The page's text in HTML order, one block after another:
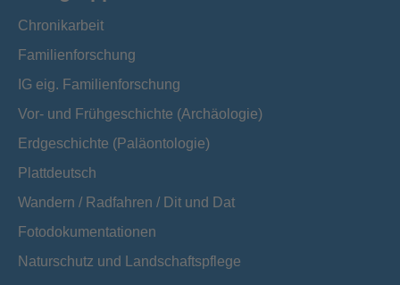
Chronikarbeit
Familienforschung
IG eig. Familienforschung
Vor- und Frühgeschichte (Archäologie)
Erdgeschichte (Paläontologie)
Plattdeutsch
Wandern / Radfahren / Dit und Dat
Fotodokumentationen
Naturschutz und Landschaftspflege